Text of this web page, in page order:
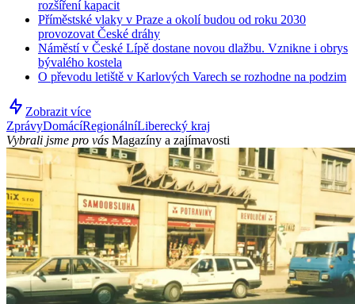
rozšíření kapacit
Příměstské vlaky v Praze a okolí budou od roku 2030
provozovat České dráhy
Náměstí v České Lípě dostane novou dlažbu. Vznikne i obrys
bývalého kostela
O převodu letiště v Karlových Varech se rozhodne na podzim
Zobrazit více
ZprávyDomácíRegionálníLiberecký kraj
Vybrali jsme pro vás Magazíny a zajímavosti